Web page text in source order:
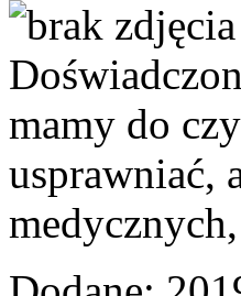
mamy do
usprawniać,